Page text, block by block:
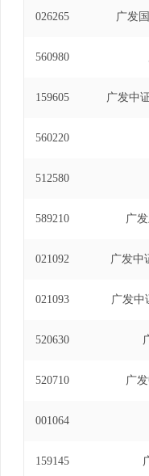
026265 广发
560980
159605 广发中
560220
512580
589210 广
021092 广发中
021093 广发中
520630
520710 广
001064
159145